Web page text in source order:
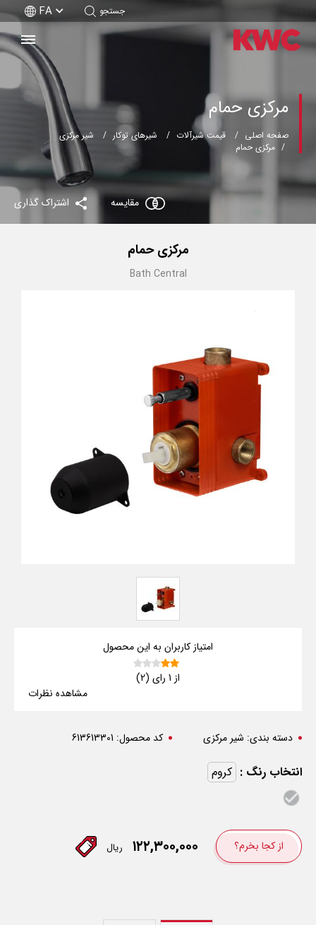
جستجو FA
مرکزی حمام
صفحه اصلی قیمت شیرآلات شیرهای توکار
شیر مرکزی
مرکزی حمام
مقایسه اشتراک گذاری
مرکزی حمام
Bath Central
امتیاز کاربران به این محصول
از 1 رای (2)
مشاهده نظرات
دسته بندی: شیر مرکزی کد محصول: 613613301
انتخاب رنگ : کروم
از کجا بخرم؟ ۱۲۲,۳۰۰,۰۰۰ ریال